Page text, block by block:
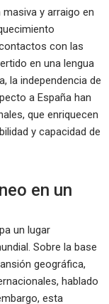
y arraigo en
con las
en una lengua
la independencia de
a España han
que enriquecen
y capacidad de
en un
un lugar
Sobre la base
geográfica,
hablado
esta